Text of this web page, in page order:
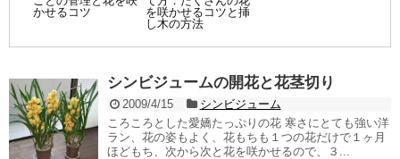
かせるコツ
を咲かせるコツと挿
し木の方法
シンビジュームの開花と花茎切り
2009/4/15
シンビジューム
ころころとした愛嬌たっぷりの花 寒さにとても強い洋
ラン、花の姿もよく、花もちも１つの花だけで１ヶ月
ほどもち、次から次と花を咲かせるので、３...